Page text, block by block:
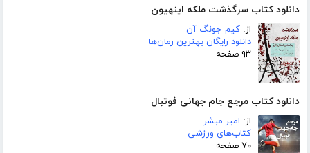
دانلود کتاب سرگذشت ملکه اینهیون
از: کیم جونگ آن
دانلود رایگان بهترین رمان‌ها
۹۳ صفحه
دانلود کتاب مرجع جام جهانی فوتبال
از: امیر مبشر
کتاب‌های ورزشی
۷۰ صفحه